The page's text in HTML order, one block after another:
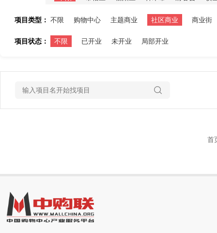
项目类型： 不限 购物中心 主题商业 社区商业 商业街
项目状态： 不限 已开业 未开业 局部开业
首